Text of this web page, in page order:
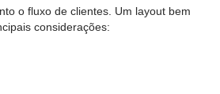
o fluxo de clientes. Um layout bem
considerações: